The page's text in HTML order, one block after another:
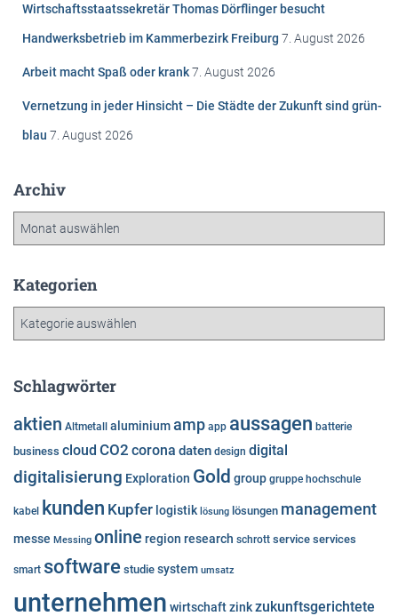
Wirtschaftsstaatssekretär Thomas Dörflinger besucht
Handwerksbetrieb im Kammerbezirk Freiburg 7. August 2026
Arbeit macht Spaß oder krank7. August 2026
Vernetzung in jeder Hinsicht – Die Städte der Zukunft sind grün-
blau 7. August 2026
Archiv
h
Kategorien
g
r
i
e
Schlagwörter
aktien Altmetall aluminiumamp app aussagen batterie
business cloud CO2 corona daten design digital
digitalisierung Exploration Gold group gruppe hochschule
kabel kunden Kupfer logistik lösung lösungen management
messe Messing online region research schrott service services
smart software studie system umsatz
unternehmen wirtschaftzinkzukunftsgerichtete